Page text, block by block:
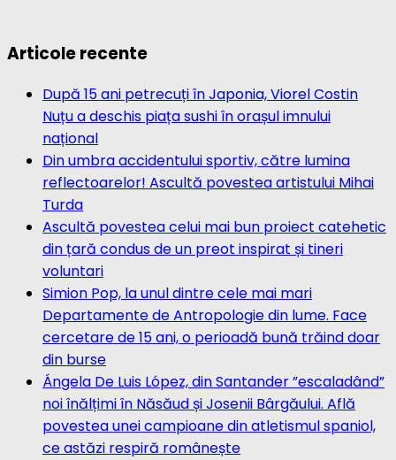
Articole recente
După 15 ani petrecuți în Japonia, Viorel Costin
Nuțu a deschis piața sushi în orașul imnului
național
Din umbra accidentului sportiv, către lumina
reflectoarelor! Ascultă povestea artistului Mihai
Turda
Ascultă povestea celui mai bun proiect catehetic
din țară condus de un preot inspirat și tineri
voluntari
Simion Pop, la unul dintre cele mai mari
Departamente de Antropologie din lume. Face
cercetare de 15 ani, o perioadă bună trăind doar
din burse
Ángela De Luis López, din Santander ”escaladând”
noi înălțimi în Năsăud și Josenii Bârgăului. Află
povestea unei campioane din atletismul spaniol,
ce astăzi respiră românește